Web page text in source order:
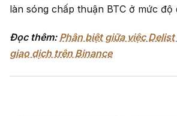
làn sóng chấp thuận BTC ở mức độ
Đọc thêm: Phân biệt giữa việc Delist
giao dịch trên Binance